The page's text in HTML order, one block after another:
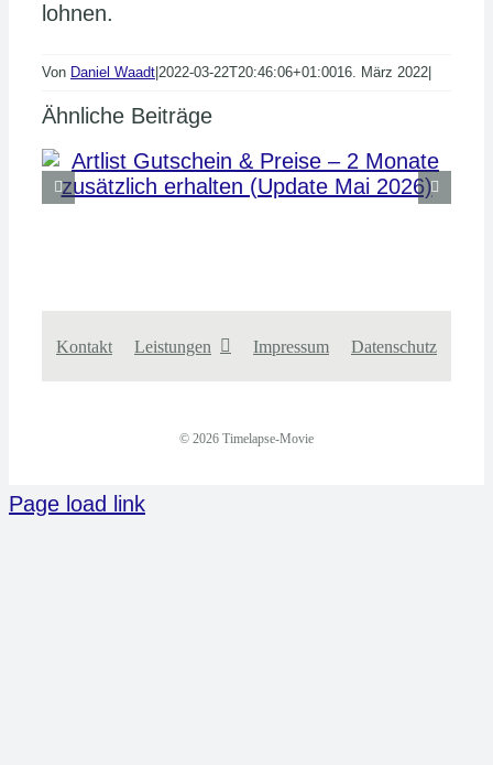
lohnen.
Von Daniel Waadt 2022-03-22T20:46:06+01:0016. März 2022
Ähnliche Beiträge
Kontakt Leistungen Impressum Datenschutz
© 2026 Timelapse-Movie
Page load link